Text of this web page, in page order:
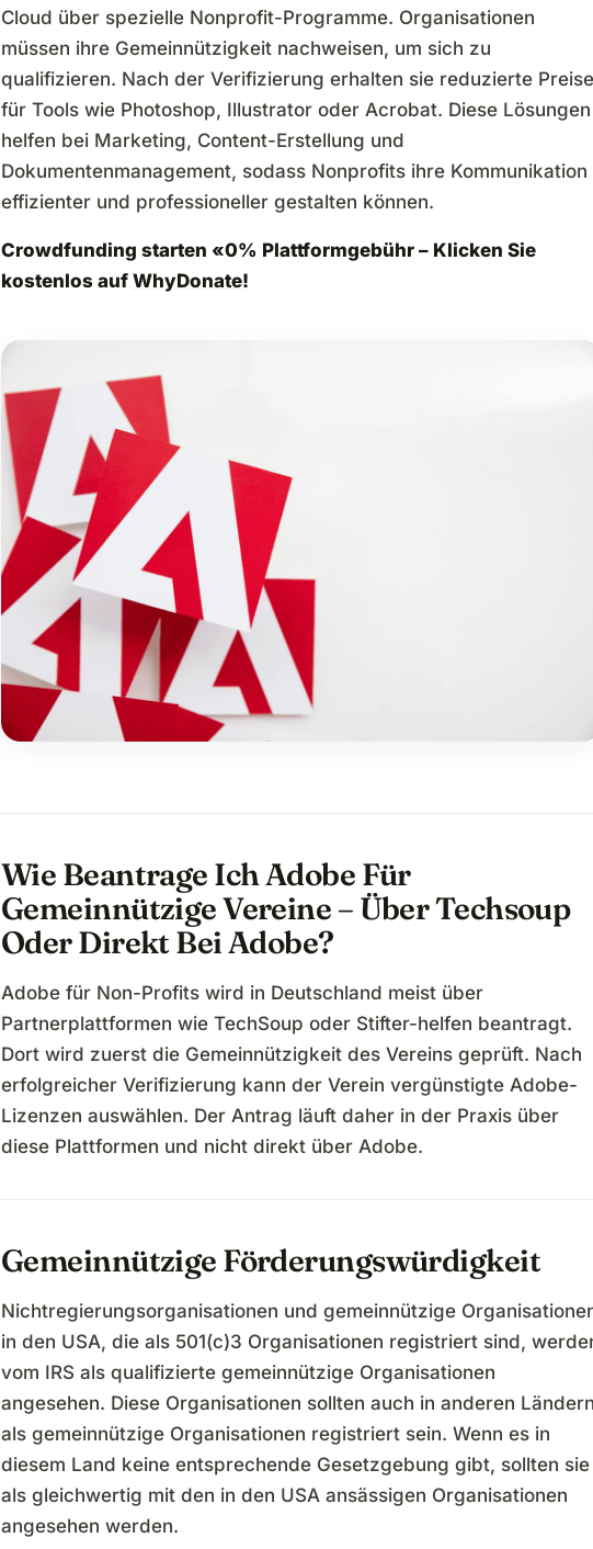
Cloud über spezielle Nonprofit-Programme. Organisationen
müssen ihre Gemeinnützigkeit nachweisen, um sich zu
qualifizieren. Nach der Verifizierung erhalten sie reduzierte Preise
für Tools wie Photoshop, Illustrator oder Acrobat. Diese Lösungen
helfen bei Marketing, Content-Erstellung und
Dokumentenmanagement, sodass Nonprofits ihre Kommunikation
effizienter und professioneller gestalten können.
Crowdfunding starten «0% Plattformgebühr – Klicken Sie
kostenlos auf WhyDonate!
Wie Beantrage Ich Adobe Für
Gemeinnützige Vereine – Über Techsoup
Oder Direkt Bei Adobe?
Adobe für Non-Profits wird in Deutschland meist über
Partnerplattformen wie TechSoup oder Stifter-helfen beantragt.
Dort wird zuerst die Gemeinnützigkeit des Vereins geprüft. Nach
erfolgreicher Verifizierung kann der Verein vergünstigte Adobe-
Lizenzen auswählen. Der Antrag läuft daher in der Praxis über
diese Plattformen und nicht direkt über Adobe.
Gemeinnützige Förderungswürdigkeit
Nichtregierungsorganisationen und gemeinnützige
in den USA, die als 501(c)3 Organisationen registriert sind,
vom IRS als qualifizierte gemeinnützige Organisationen
angesehen. Diese Organisationen sollten auch in anderen
als gemeinnützige Organisationen registriert sein. Wenn es in
diesem Land keine entsprechende Gesetzgebung gibt, sollten sie
als gleichwertig mit den in den USA ansässigen Organisationen
angesehen werden.